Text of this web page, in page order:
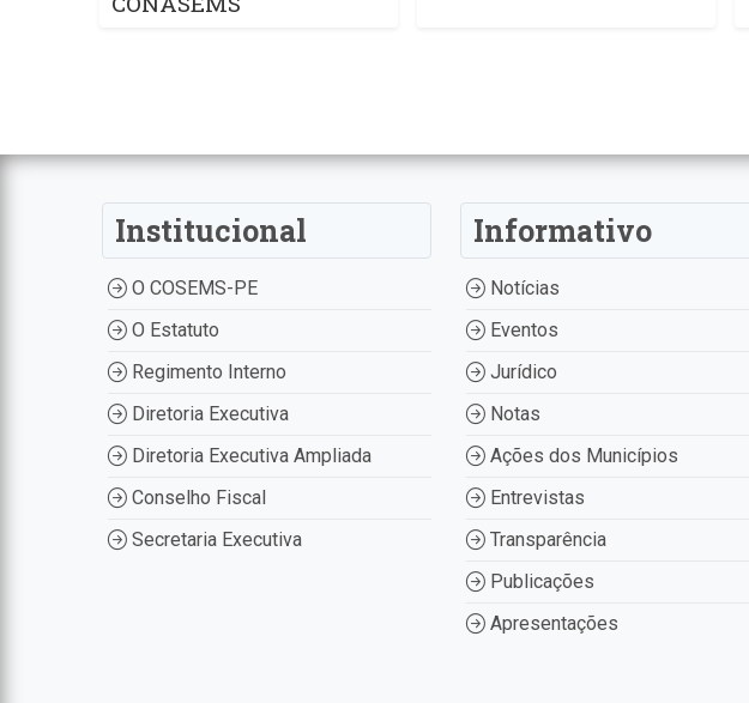
Institucional
O COSEMS-PE
O Estatuto
Regimento Interno
Diretoria Executiva
Diretoria Executiva Ampliada
Conselho Fiscal
Secretaria Executiva
Informativo
Notícias
Eventos
Jurídico
Notas
Ações dos Municípios
Entrevistas
Transparência
Publicações
Apresentações